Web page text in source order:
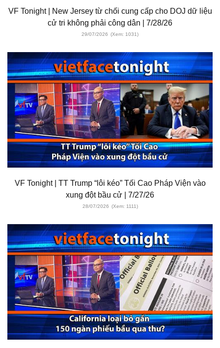
VF Tonight | New Jersey từ chối cung cấp cho DOJ dữ liệu
cử tri không phải công dân | 7/28/26
29/07/2026 (Xem: 1031)
VF Tonight | TT Trump “lôi kéo” Tối Cao Pháp Viện vào
xung đột bầu cử | 7/27/26
28/07/2026 (Xem: 1111)